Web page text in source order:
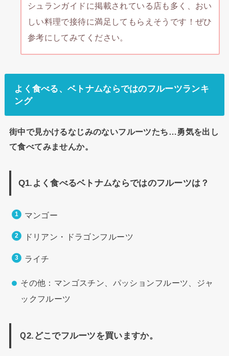
シュランガイドに掲載されている店も多く、おい
しい料理で接待に満足してもらえそうです！ぜひ
参考にしてみてください。
よく食べる、ベトナムならではのフルーツランキ
ング
街中で見かけるなじみのないフルーツたち…勇気を出し
て食べてみませんか。
Q1.よく食べるベトナムならではのフルーツは？
マンゴー
ドリアン・ドラゴンフルーツ
ライチ
その他：マンゴスチン、パッションフルーツ、ジャ
ックフルーツ
Ｑ2.どこでフルーツを買いますか。